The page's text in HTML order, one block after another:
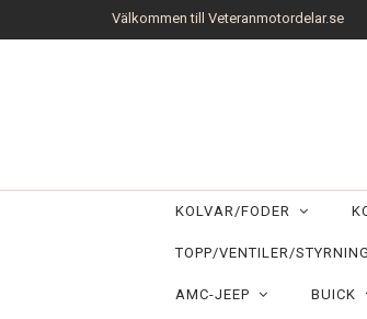
Välkommen till Veteranmotordelar.se
KOLVAR/FODER
TOPP/VENTILER/
AMC-JEEP BUICK